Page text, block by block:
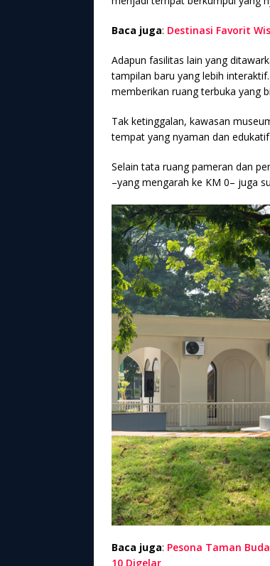
Baca juga: Destinasi Favorit
Adapun fasilitas lain yang
tampilan baru yang lebih
memberikan ruang terbuka yang
Tak ketinggalan, kawasan
tempat yang nyaman dan
Selain tata ruang pameran dan
–yang mengarah ke KM 0– juga
Baca juga: Pesona Taman
10 Digelar